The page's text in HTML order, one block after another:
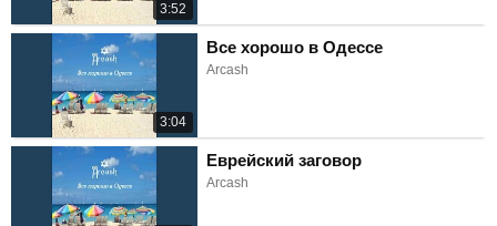
3:52
3:04
Все хорошо в Одессе
Arcash
Еврейский заговор
Arcash